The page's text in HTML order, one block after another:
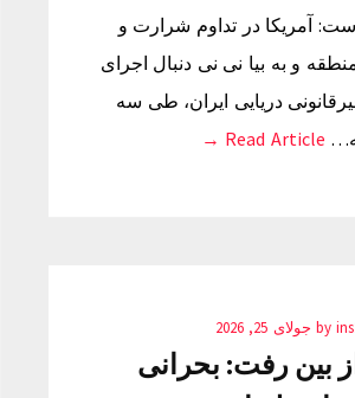
آمریکا در تداوم شرارت و
و به بیا نی نی دنبال اجرای
دریایی ایران، طی سه
Read Article →
جولای 25, 2026
بین رفت: بحرانی